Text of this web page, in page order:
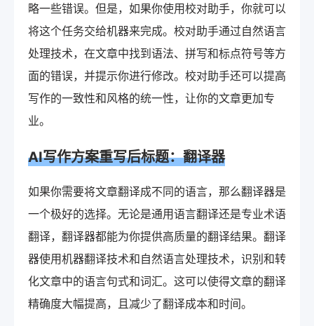
略一些错误。但是，如果你使用校对助手，你就可以
将这个任务交给机器来完成。校对助手通过自然语言
处理技术，在文章中找到语法、拼写和标点符号等方
面的错误，并提示你进行修改。校对助手还可以提高
写作的一致性和风格的统一性，让你的文章更加专
业。
AI写作方案重写后标题：翻译器
如果你需要将文章翻译成不同的语言，那么翻译器是
一个极好的选择。无论是通用语言翻译还是专业术语
翻译，翻译器都能为你提供高质量的翻译结果。翻译
器使用机器翻译技术和自然语言处理技术，识别和转
化文章中的语言句式和词汇。这可以使得文章的翻译
精确度大幅提高，且减少了翻译成本和时间。